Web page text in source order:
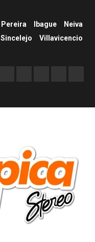
Pereira Ibague
Neiva
Sincelejo
Villavicencio